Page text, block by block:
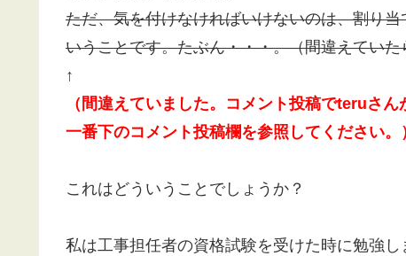
ただ、気を付けなければいけないのは、割り
いうことです。たぶん・・・。（間違えていた
↑
（間違えていました。コメント投稿でteruさん
一番下のコメント投稿欄を参照してください。
これはどういうことでしょうか？
私は工事担任者の資格試験を受けた時に勉強